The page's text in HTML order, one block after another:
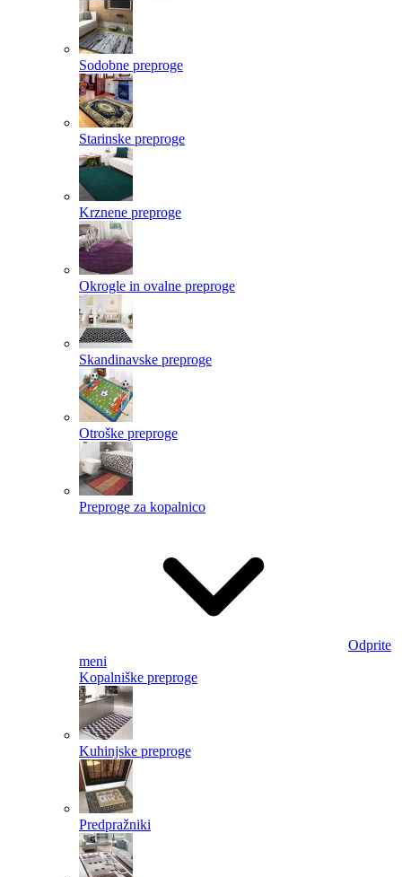
Sodobne preproge
Starinske preproge
Krznene preproge
Okrogle in ovalne preproge
Skandinavske preproge
Otroške preproge
Preproge za kopalnico
Odprite
meni
Kopalniške preproge
Kuhinjske preproge
Predpražniki